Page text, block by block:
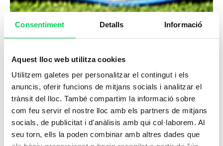
Consentiment Detalls Informació
Aquest lloc web utilitza cookies
Utilitzem galetes per personalitzar el contingut i els
anuncis, oferir funcions de mitjans socials i analitzar el
trànsit del lloc. També compartim la informació sobre
com feu servir el nostre lloc amb els partners de mitjans
socials, de publicitat i d'anàlisis amb qui col·laborem. Al
seu torn, ells la poden combinar amb altres dades que